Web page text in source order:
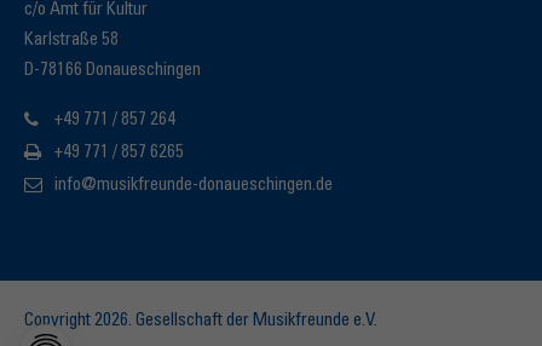
c/o Amt für Kultur
Karlstraße 58
D-78166 Donaueschingen
+49 771 / 857 264
+49 771 / 857 6265
info@musikfreunde-donaueschingen.de
Copyright 2026. Gesellschaft der Musikfreunde e.V.